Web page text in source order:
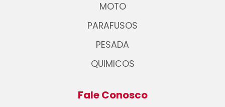
MOTO
PARAFUSOS
PESADA
QUIMICOS
Fale Conosco